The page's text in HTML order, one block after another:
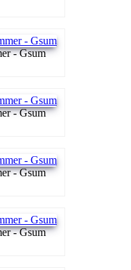
- Gsum
- Gsum
- Gsum
- Gsum